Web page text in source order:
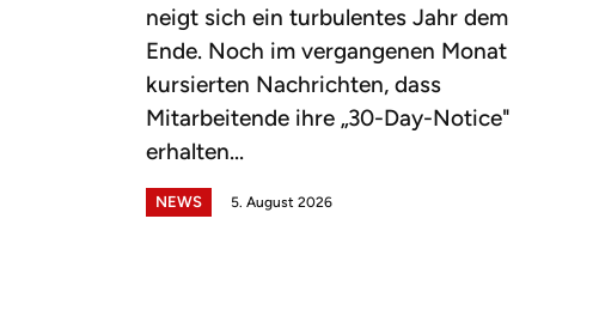
neigt sich ein turbulentes Jahr dem
Ende. Noch im vergangenen Monat
kursierten Nachrichten, dass
Mitarbeitende ihre „30-Day-Notice"
erhalten...
NEWS 5. August 2026